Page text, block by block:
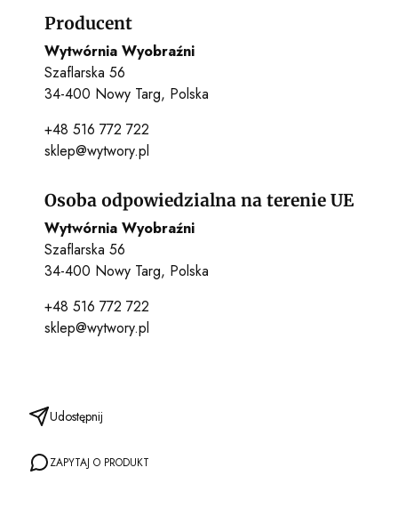
Producent
Wytwórnia Wyobraźni
Szaflarska 56
34-400 Nowy Targ, Polska
+48 516 772 722
sklep@wytwory.pl
Osoba odpowiedzialna na terenie UE
Wytwórnia Wyobraźni
Szaflarska 56
34-400 Nowy Targ, Polska
+48 516 772 722
sklep@wytwory.pl
Udostępnij
ZAPYTAJ O PRODUKT